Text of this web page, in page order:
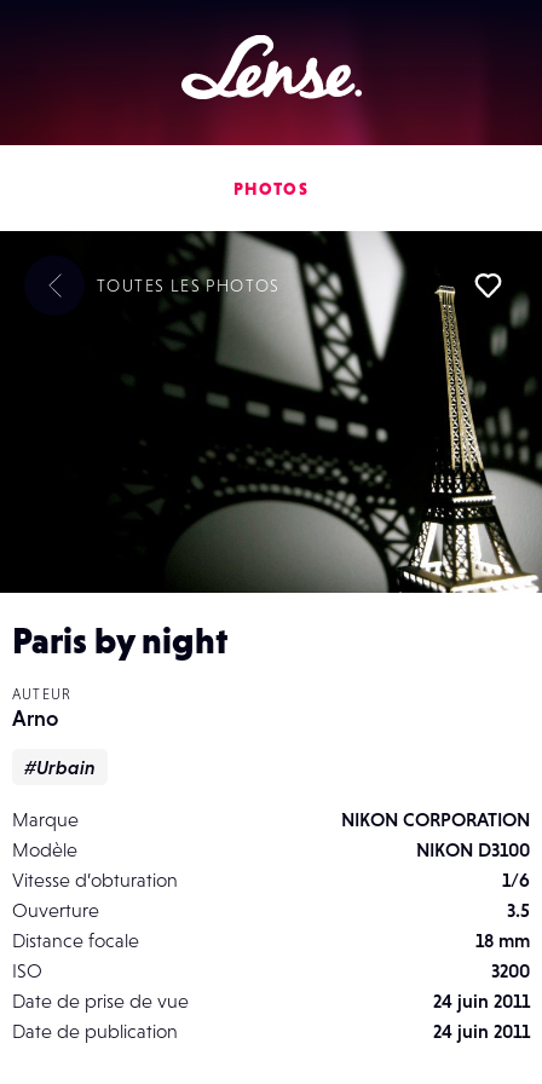
PHOTOS
Paris by night
AUTEUR
Arno
#Urbain
Marque
NIKON CORPORATION
Modèle
NIKON D3100
Vitesse d’obturation
1/6
Ouverture
3.5
Distance focale
18 mm
ISO
3200
Date de prise de vue
24 juin 2011
Date de publication
24 juin 2011
TOUTES LESPHOTOS